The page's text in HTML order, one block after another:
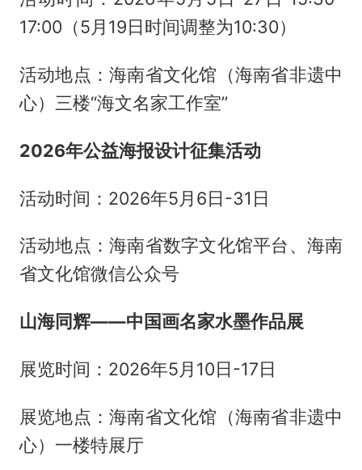
17:00（5月19日时间调整为10:30）
活动地点：海南省文化馆（海南省非遗中
心）三楼“海文名家工作室”
2026年公益海报设计征集活动
活动时间：2026年5月6日-31日
活动地点：海南省数字文化馆平台、海南
省文化馆微信公众号
山海同辉——中国画名家水墨作品展
展览时间：2026年5月10日-17日
展览地点：海南省文化馆（海南省非遗中
心）一楼特展厅